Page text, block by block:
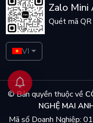
Zalo Mini
Quét mã QR
VI
© Bản quyền thuộc về
NGHỆ MAI
Mã số Doanh Nghiệp: